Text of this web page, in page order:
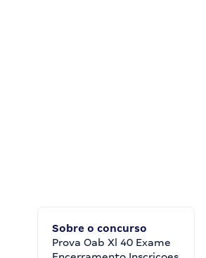
Sobre o concurso
Prova Oab Xl 40 Exame